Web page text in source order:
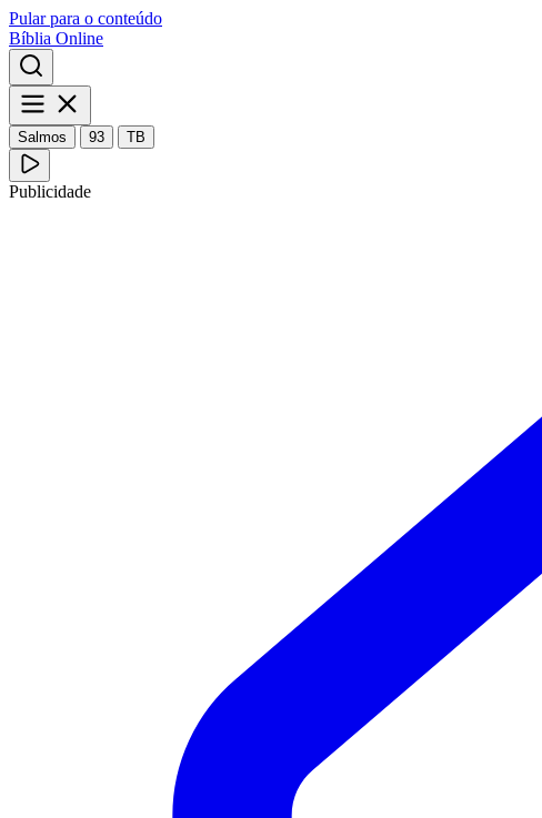
Pular para o conteúdo
Bíblia Online
Salmos 93 TB
Publicidade